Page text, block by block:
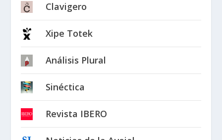
Clavigero
Xipe Totek
Análisis Plural
Sinéctica
Revista IBERO